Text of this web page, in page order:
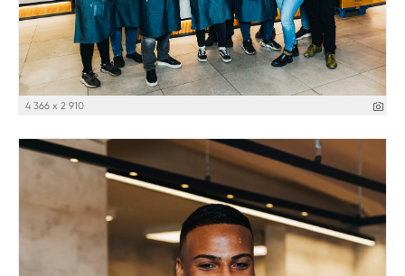
4 366 x 2 910